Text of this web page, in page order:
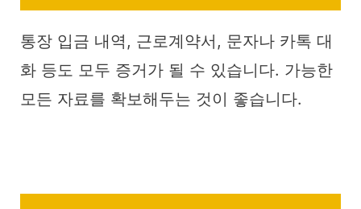
통장 입금 내역, 근로계약서, 문자나 카톡 대
화 등도 모두 증거가 될 수 있습니다. 가능한
모든 자료를 확보해두는 것이 좋습니다.